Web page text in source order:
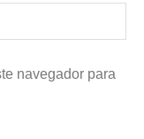
navegador para